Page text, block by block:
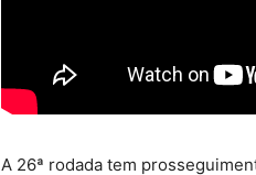
A 26ª rodada tem